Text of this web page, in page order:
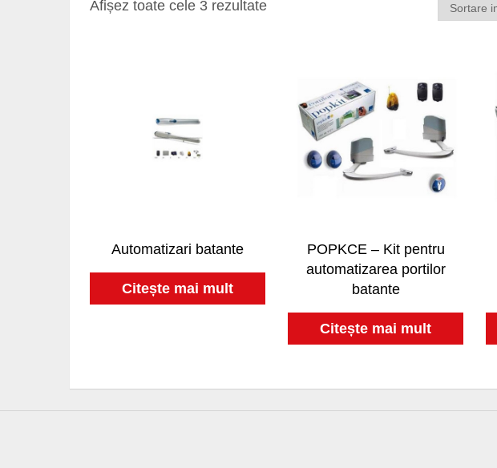
Afișez toate cele 3 rezultate
Automatizari batante
Citește mai mult
POPKCE – Kit pentru
automatizarea portilor
batante
Citește mai mult